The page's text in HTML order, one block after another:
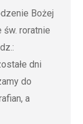
Bożej
roratnie
dni
do
a